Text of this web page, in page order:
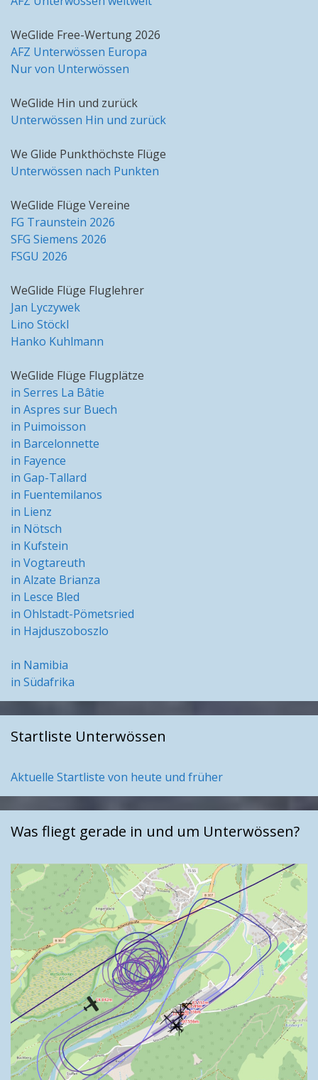
WeGlide Free-Wertung 2026
AFZ Unterwössen Europa
Nur von Unterwössen
WeGlide Hin und zurück
Unterwössen Hin und zurück
We Glide Punkthöchste Flüge
Unterwössen nach Punkten
WeGlide Flüge Vereine
FG Traunstein 2026
SFG Siemens 2026
FSGU 2026
WeGlide Flüge Fluglehrer
Jan Lyczywek
Lino Stöckl
Hanko Kuhlmann
WeGlide Flüge Flugplätze
in Serres La Bâtie
in Aspres sur Buech
in Puimoisson
in Barcelonnette
in Fayence
in Gap-Tallard
in Fuentemilanos
in Lienz
in Nötsch
in Kufstein
in Vogtareuth
in Alzate Brianza
in Lesce Bled
in Ohlstadt-Pömetsried
in Hajduszoboszlo
in Namibia
in Südafrika
Startliste Unterwössen
Aktuelle Startliste von heute und früher
Was fliegt gerade in und um Unterwössen?